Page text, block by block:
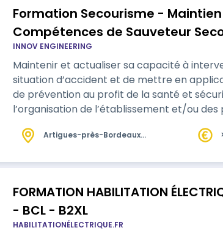
Formation Secourisme -
Compétences de Sauveteur
INNOV ENGINEERING
Maintenir et actualiser sa capacité à
situation d’accident et de mettre en
de prévention au profit de la santé et
l’organisation de l’établissement et/ou des
1/07/2022 délivrée par CARSAT / CRAM /
Artigues-près-Bordeaux
FORMATION HABILITATION
- BCL - B2XL
HABILITATIONÉLECTRIQUE.FR